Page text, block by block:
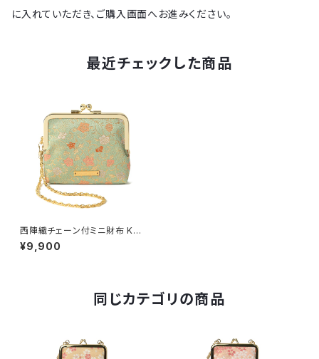
に入れていただき、ご購入画面へお進みください。
最近チェックした商品
西陣織チェーン付ミニ財布 KAR
AKUSA / NWS7
¥9,900
同じカテゴリの商品